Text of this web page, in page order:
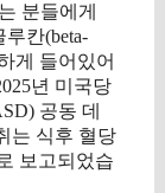
분들에게
칸(beta-
게 들어있어
년 미국당
공동 데
는 식후 혈당
보고되었습